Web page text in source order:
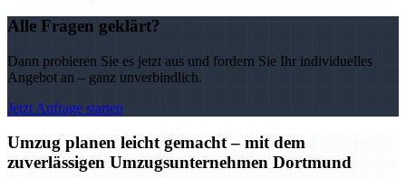
Alle Fragen geklärt?
Dann probieren Sie es jetzt aus und fordern Sie Ihr individuelles
Angebot an – ganz unverbindlich.
Jetzt Anfrage starten
Umzug planen leicht gemacht – mit dem
zuverlässigen Umzugsunternehmen Dortmund